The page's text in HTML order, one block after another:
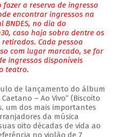
a reserva de ingresso
encontrar ingressos na
BNDES, no dia do
caso haja sobra dentre os
Cada pessoa
com lugar marcado, se for
ingressos disponíveis
teatro.
de lançamento do álbum
– Ao Vivo” (Biscoito
um dos mais importantes
da música
oito décadas de vida ao